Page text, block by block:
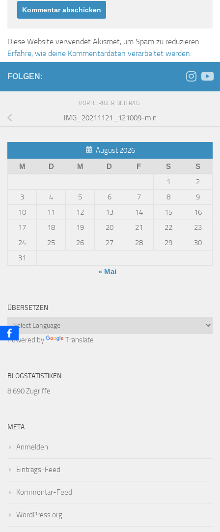
Diese Website verwendet Akismet, um Spam zu reduzieren.
Erfahre, wie deine Kommentardaten verarbeitet werden.
FOLGEN:
VORHERIGER BEITRAG
IMG_20211121_121009-min
August 2026
M D M D F S S
1
2
3
4 5 6 7 8
9
10
11 12 13 14 15
16
17
18 19 20 21 22
23
24
25 26 27 28 29
30
31
« Mai
ÜBERSETZEN
Powered by Translate
BLOGSTATISTIKEN
8.690 Zugriffe
META
Anmelden
Eintrags-Feed
Kommentar-Feed
WordPress.org